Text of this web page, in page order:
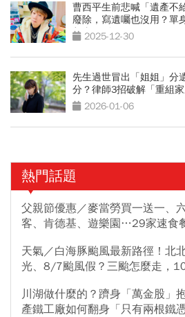
曹西平生前悲喊「遺產不
廢除，寫遺囑也沒用？單
都拿不到
2025-12-30
先生過世冒出「姐姐」分
分？律師3招破解「重組
2026-01-06
熱門話題
父親節優惠／麥當勞買一送一、
客、肯德基、遊樂園…29家速食
天氣／白海豚颱風最新路徑！北
光、8/7颱風假？三颱怎麼走，
川湖做什麼的？躋身「萬金股」
產鐵工廠如何翻身「只有兩根鐵